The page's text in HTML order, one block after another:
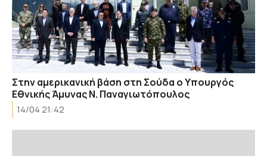
Στην αμερικανική βάση στη Σούδα ο Υπουργός
Εθνικής Άμυνας Ν. Παναγιωτόπουλος
14/04 21:42